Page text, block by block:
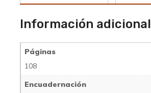
Información adicional
Páginas
108
Encuadernación